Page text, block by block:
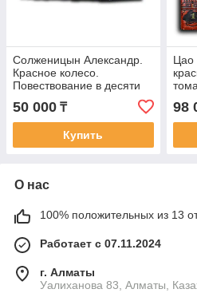
Солженицын Александр.
Красное колесо.
Повествование в десяти
50 000 ₸
Купить
Цао
98
О нас
100% положительных из 13
Работает с 07.11.2024
г. Алматы
Уалиханова 83, Алматы,